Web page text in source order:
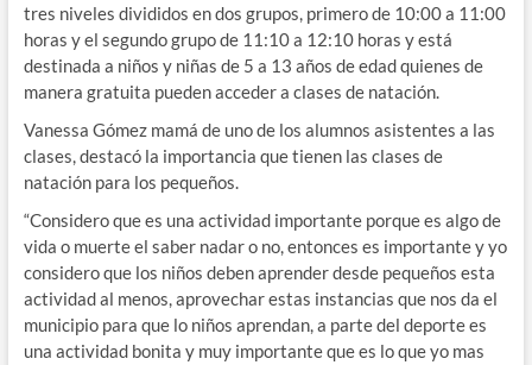
tres niveles divididos en dos grupos, primero de 10:00 a 11:00
horas y el segundo grupo de 11:10 a 12:10 horas y está
destinada a niños y niñas de 5 a 13 años de edad quienes de
manera gratuita pueden acceder a clases de natación.
Vanessa Gómez mamá de uno de los alumnos asistentes a las
clases, destacó la importancia que tienen las clases de
natación para los pequeños.
“Considero que es una actividad importante porque es algo de
vida o muerte el saber nadar o no, entonces es importante y yo
considero que los niños deben aprender desde pequeños esta
actividad al menos, aprovechar estas instancias que nos da el
municipio para que lo niños aprendan, a parte del deporte es
una actividad bonita y muy importante que es lo que yo mas